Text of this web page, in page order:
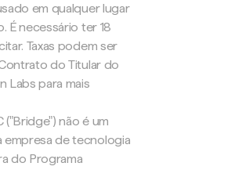
em qualquer lugar
É necessário ter 18
Taxas podem ser
do Titular do
Labs para mais
não é um
empresa de tecnologia
do Programa